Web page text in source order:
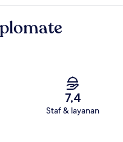
7,4
Staf & layanan